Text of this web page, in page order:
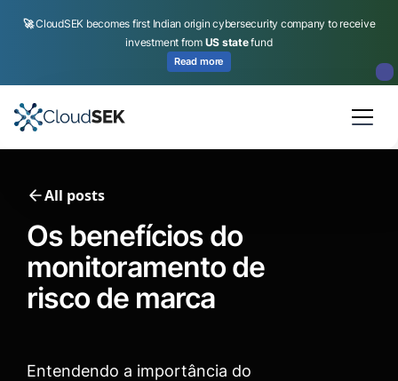
🚀CloudSEK becomes first Indian origin cybersecurity company to receive
investment from US statefund
Read more
All posts
Os benefícios do
monitoramento de
risco de marca
Entendendo a importância do